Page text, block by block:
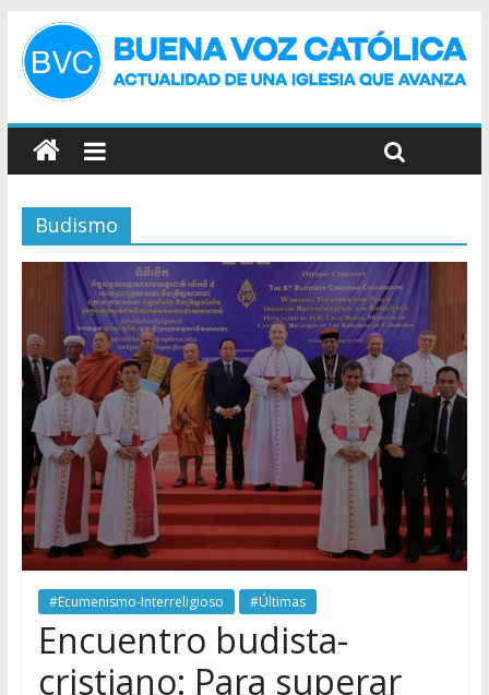
Budismo
#Ecumenismo-Interreligioso #Últimas
Encuentro budista-
cristiano: Para superar